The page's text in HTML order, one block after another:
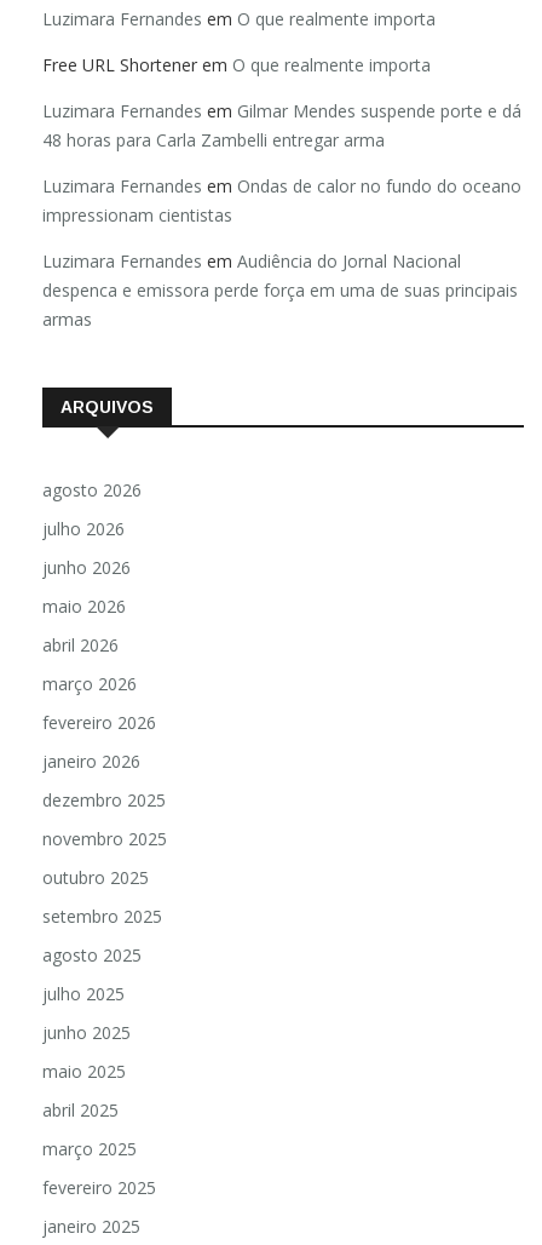
Luzimara Fernandes em O que realmente importa
Free URL Shortener em O que realmente importa
Luzimara Fernandes em Gilmar Mendes suspende porte e dá
48 horas para Carla Zambelli entregar arma
Luzimara Fernandes em Ondas de calor no fundo do oceano
impressionam cientistas
Luzimara Fernandes em Audiência do Jornal Nacional
despenca e emissora perde força em uma de suas principais
armas
ARQUIVOS
agosto 2026
julho 2026
junho 2026
maio 2026
abril 2026
março 2026
fevereiro 2026
janeiro 2026
dezembro 2025
novembro 2025
outubro 2025
setembro 2025
agosto 2025
julho 2025
junho 2025
maio 2025
abril 2025
março 2025
fevereiro 2025
janeiro 2025